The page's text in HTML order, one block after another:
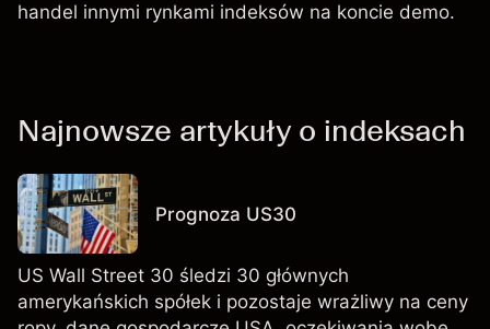
handel innymi rynkami indeksów na koncie demo.
Najnowsze artykuły o indeksach
Prognoza US30
US Wall Street 30 śledzi 30 głównych
amerykańskich spółek i pozostaje wrażliwy na ceny